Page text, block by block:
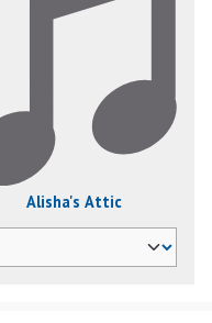
Alisha's Attic